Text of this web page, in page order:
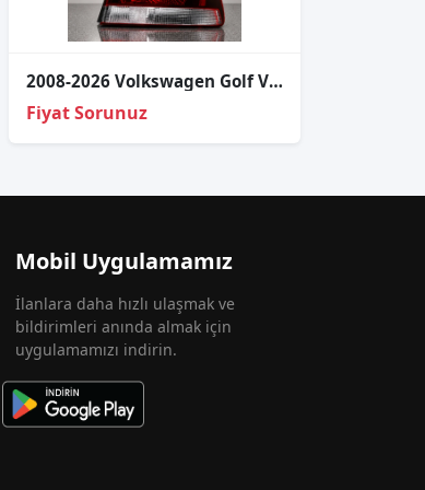
2008-2026 Volkswagen Golf VI Arka Stop Siyah GTI HB Sağ Sol
Fiyat Sorunuz
Mobil Uygulamamız
İlanlara daha hızlı ulaşmak ve
bildirimleri anında almak için
uygulamamızı indirin.